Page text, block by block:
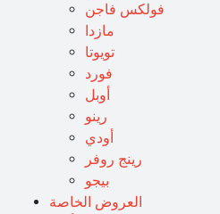
فولكس فاجن
مازدا
تويوتا
فورد
أوبل
رينو
أودي
رينج روفر
بيجو
العروض الخاصة